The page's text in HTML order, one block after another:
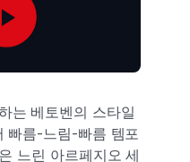
는 베토벤의 스타일
빠름-느림-빠름 템포
느린 아르페지오 세